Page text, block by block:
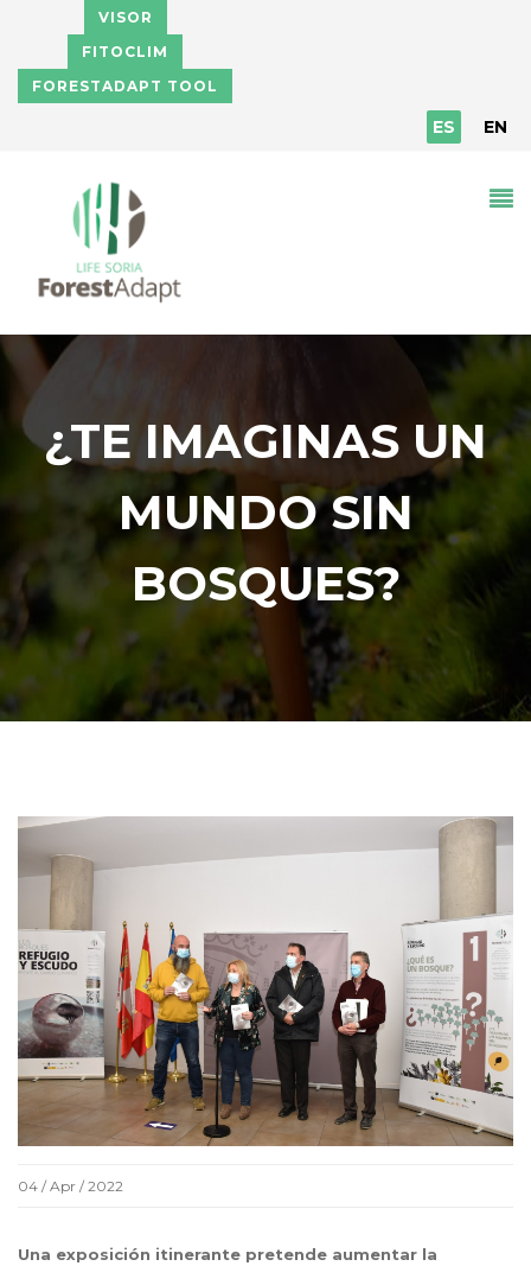
Pasar al contenido principal
VISOR
FITOCLIM
FORESTADAPT TOOL
ES EN
¿TE IMAGINAS UN
MUNDO SIN
BOSQUES?
04 / Apr / 2022
Una exposición itinerante pretende aumentar la